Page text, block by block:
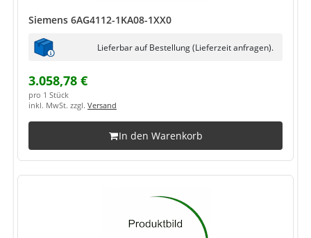
Siemens 6AG4112-1KA08-1XX0
Lieferbar auf Bestellung (Lieferzeit anfragen).
3.058,78 €
pro 1 Stück
inkl. MwSt. zzgl. Versand
In den Warenkorb